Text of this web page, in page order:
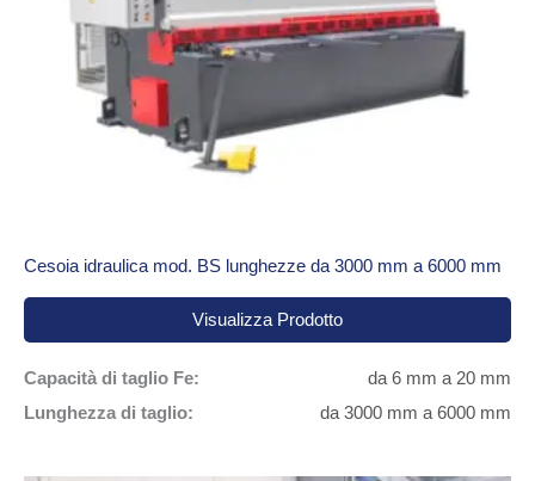
Cesoia idraulica mod. BS lunghezze da 3000 mm a 6000 mm
Visualizza Prodotto
Capacità di taglio Fe:
da 6 mm a 20 mm
Lunghezza di taglio:
da 3000 mm a 6000 mm